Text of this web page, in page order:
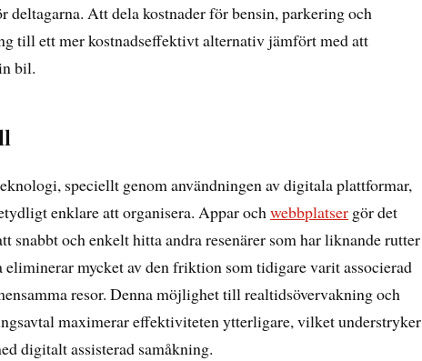
deltagarna. Att dela kostnader för bensin, parkering och
till ett mer kostnadseffektivt alternativ jämfört med att
bil.
speciellt genom användningen av digitala plattformar,
enklare att organisera. Appar ochwebbplatser gör det
snabbt och enkelt hitta andra resenärer som har liknande rutter
eliminerar mycket av den friktion som tidigare varit associerad
resor. Denna möjlighet till realtidsövervakning och
maximerar effektiviteten ytterligare, vilket understryker
digitalt assisterad samåkning.